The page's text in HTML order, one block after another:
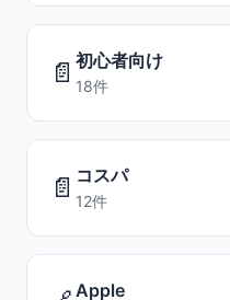
📄 初心者向け
18件
📄 コスパ
12件
Apple